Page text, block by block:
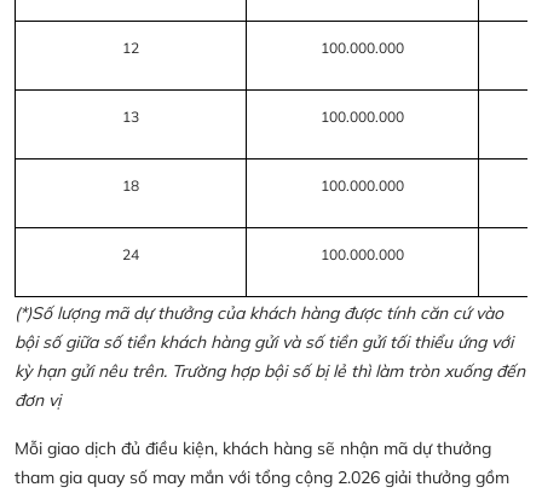
12 100.000.000
13 100.000.000
18 100.000.000
24 100.000.000
(*)Số lượng mã dự thưởng của khách hàng được tính căn cứ vào
bội số giữa số tiền khách hàng gửi và số tiền gửi tối thiểu ứng với
kỳ hạn gửi nêu trên. Trường hợp bội số bị lẻ thì làm tròn xuống đến
đơn vị
Mỗi giao dịch đủ điều kiện, khách hàng sẽ nhận mã dự thưởng
tham gia quay số may mắn với tổng cộng 2.026 giải thưởng gồm